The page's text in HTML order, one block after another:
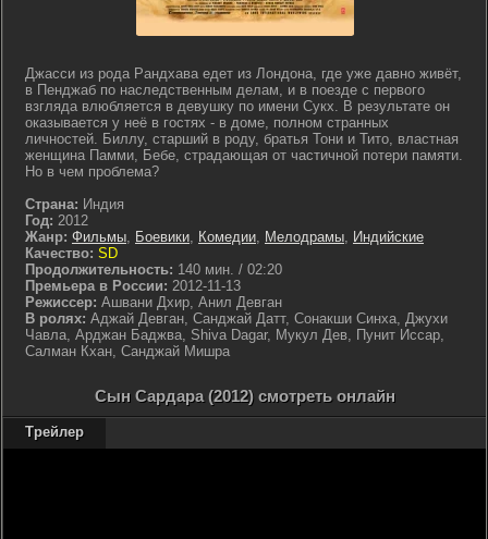
Джасси из рода Рандхава едет из Лондона, где уже давно живёт,
в Пенджаб по наследственным делам, и в поезде с первого
взгляда влюбляется в девушку по имени Сукх. В результате он
оказывается у неё в гостях - в доме, полном странных
личностей. Биллу, старший в роду, братья Тони и Тито, властная
женщина Памми, Бебе, страдающая от частичной потери памяти.
Но в чем проблема?
Страна: Индия
Год: 2012
Жанр: Фильмы, Боевики, Комедии, Мелодрамы, Индийские
Качество: SD
Продолжительность: 140 мин. / 02:20
Премьера в России: 2012-11-13
Режиссер: Ашвани Дхир, Анил Девган
В ролях: Аджай Девган, Санджай Датт, Сонакши Синха, Джухи
Чавла, Арджан Баджва, Shiva Dagar, Мукул Дев, Пунит Иссар,
Салман Кхан, Санджай Мишра
Сын Сардара (2012) смотреть онлайн
Трейлер